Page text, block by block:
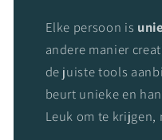
Elke persoon is
andere manier
de juiste tools
beurt unieke en
Leuk om te krijgen,